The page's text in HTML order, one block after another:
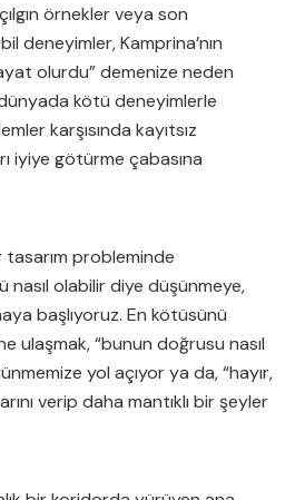
örnekler veya son
deneyimler, Kamprina’nın
olurdu” demenize neden
kötü deneyimlerle
karşısında kayıtsız
iyiye götürme çabasına
probleminde
nasıl olabilir diye düşünmeye,
başlıyoruz. En kötüsünü
ulaşmak, “bunun doğrusu nasıl
yol açıyor ya da, “hayır,
verip daha mantıklı bir şeyler